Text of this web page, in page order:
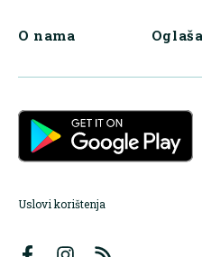
O nama
Uslovi korištenja